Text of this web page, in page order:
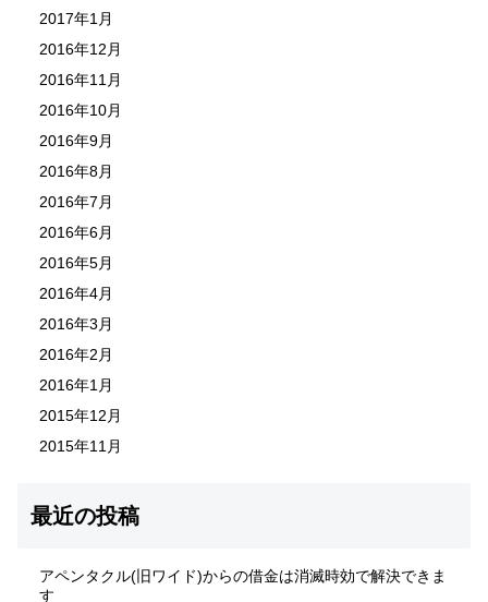
2017年1月
2016年12月
2016年11月
2016年10月
2016年9月
2016年8月
2016年7月
2016年6月
2016年5月
2016年4月
2016年3月
2016年2月
2016年1月
2015年12月
2015年11月
最近の投稿
アペンタクル(旧ワイド)からの借金は消滅時効で解決できま
す